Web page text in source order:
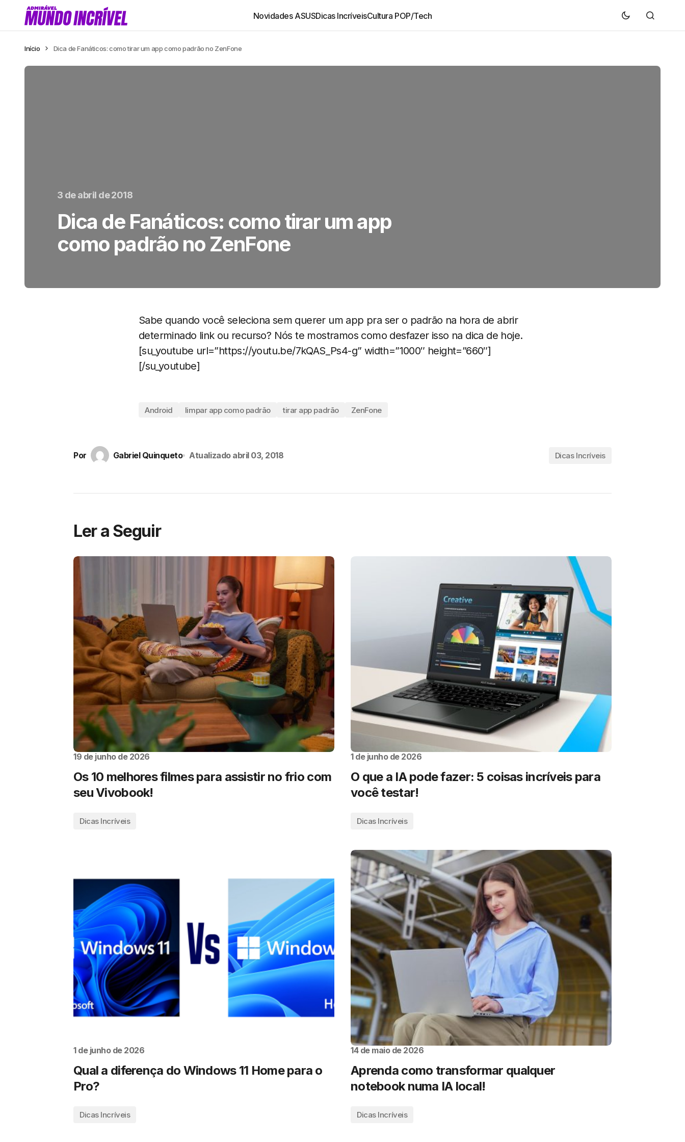
Novidades ASUSDicas IncríveisCultura POP/Tech
Início Dica de Fanáticos: como tirar um app como padrão no ZenFone
3 de abril de 2018
Dica de Fanáticos: como tirar um app
como padrão no ZenFone
Sabe quando você seleciona sem querer um app pra ser o padrão na hora de abrir
determinado link ou recurso? Nós te mostramos como desfazer isso na dica de hoje.
[su_youtube url=”https://youtu.be/7kQAS_Ps4-g” width=”1000″ height=”660″]
[/su_youtube]
Android limpar app como padrão tirar app padrão ZenFone
Por Gabriel Quinqueto Atualizado abril 03, 2018 Dicas Incríveis
Ler a Seguir
19 de junho de 2026
Os 10 melhores filmes para assistir no frio com
seu Vivobook!
Dicas Incríveis
1 de junho de 2026
O que a IA pode fazer: 5 coisas incríveis para
você testar!
Dicas Incríveis
1 de junho de 2026
Qual a diferença do Windows 11 Home para o
Pro?
Dicas Incríveis
14 de maio de 2026
Aprenda como transformar qualquer
notebook numa IA local!
Dicas Incríveis